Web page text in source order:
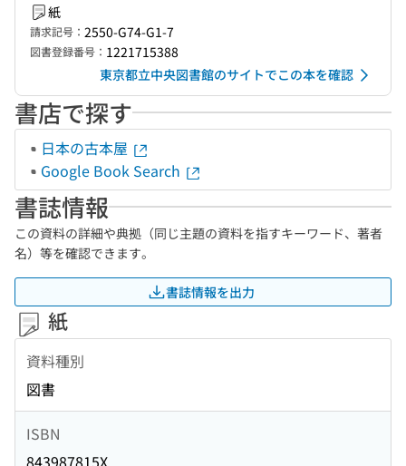
紙
請求記号： 2550-G74-G1-7
図書登録番号： 1221715388
東京都立中央図書館のサイトでこの本を確認
書店で探す
日本の古本屋
Google Book Search
書誌情報
この資料の詳細や典拠（同じ主題の資料を指すキーワード、著者
名）等を確認できます。
書誌情報を出力
紙
資料種別
図書
ISBN
843987815X